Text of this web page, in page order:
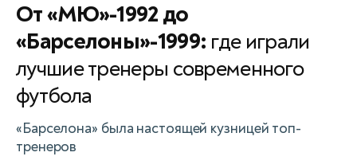
От «МЮ»-1992 до
«Барселоны»-1999: где играли
лучшие тренеры современного
футбола
«Барселона» была настоящей кузницей топ-
тренеров